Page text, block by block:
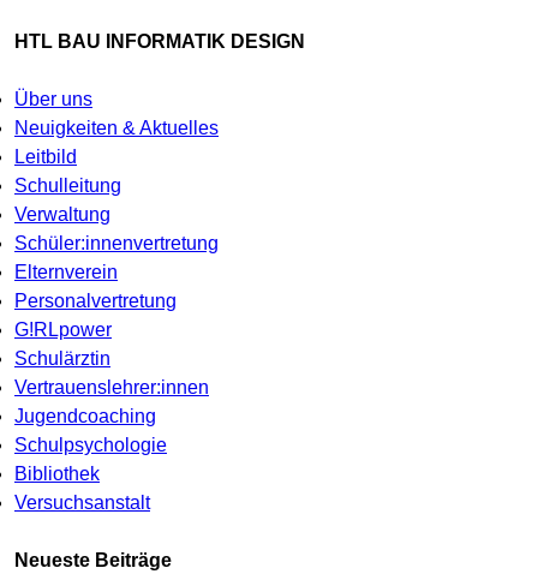
HTL BAU INFORMATIK DESIGN
Über uns
Neuigkeiten & Aktuelles
Leitbild
Schulleitung
Verwaltung
Schüler:innenvertretung
Elternverein
Personalvertretung
G!RLpower
Schulärztin
Vertrauenslehrer:innen
Jugendcoaching
Schulpsychologie
Bibliothek
Versuchsanstalt
Neueste Beiträge